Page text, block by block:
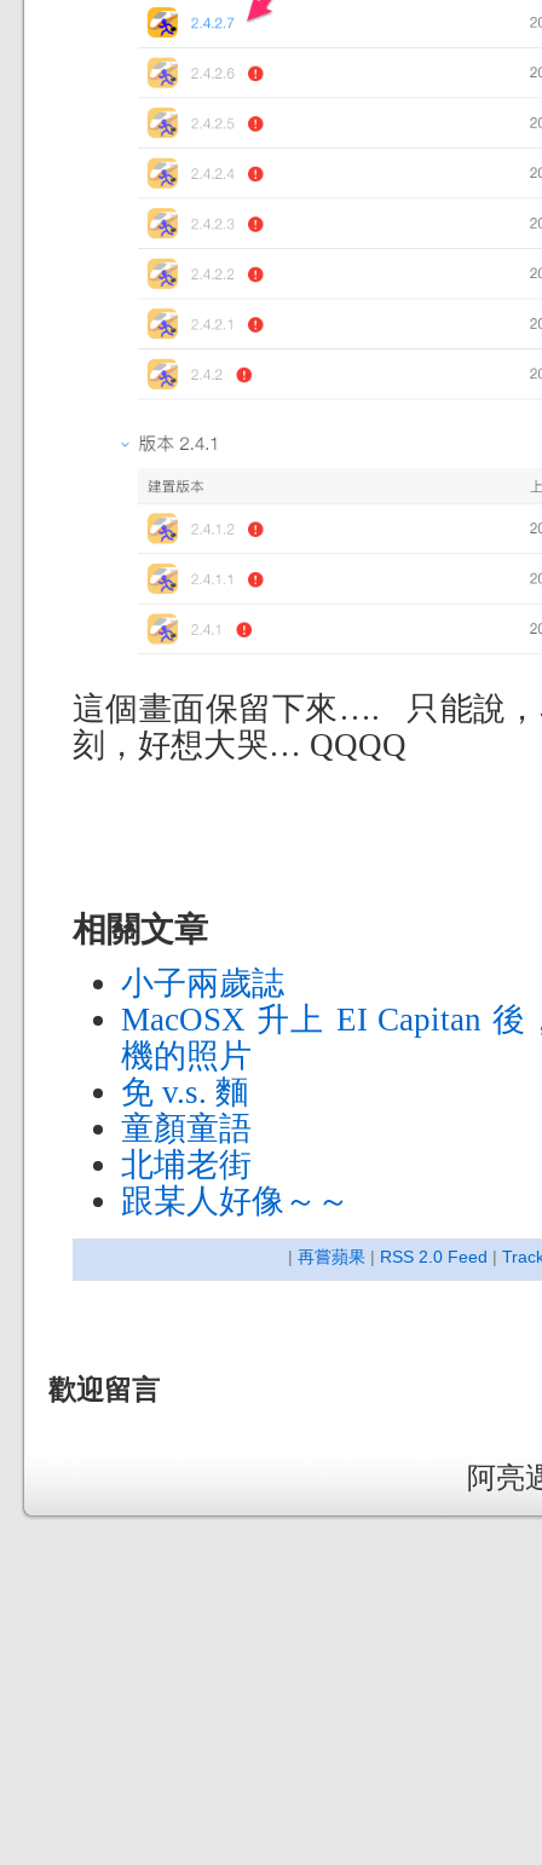
這個畫面保留下來…. 只能說，
刻，好想大哭… QQQQ
相關文章
小子兩歲誌
MacOSX 升上 EI Capitan
機的照片
免 v.s. 麵
童顏童語
北埔老街
跟某人好像～～
| 再嘗蘋果 | RSS 2.0 Feed |
歡迎留言
阿亮